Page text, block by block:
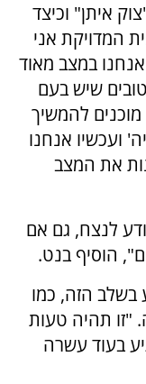
איתן" וכיצד
המדויקת אני
במצב מאוד
טובים שיש בעם
להמשיך
ועכשיו אנחנו
את המצב
לנצח, גם אם
הוסיף בנט.
בשלב הזה, כמו
"זו תהיה טעות
בעוד עשרה